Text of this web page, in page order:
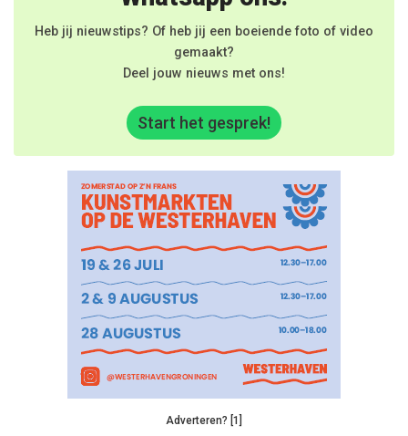
Heb jij nieuwstips? Of heb jij een boeiende foto of video
gemaakt?
Deel jouw nieuws met ons!
Start het gesprek!
Adverteren? [1]